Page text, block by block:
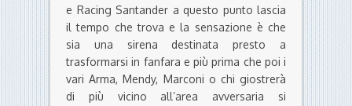
e Racing Santander a questo punto lascia
il tempo che trova e la sensazione è che
sia una sirena destinata presto a
trasformarsi in fanfara e più prima che poi i
vari Arma, Mendy, Marconi o chi giostrerà
di più vicino all’area avversaria si